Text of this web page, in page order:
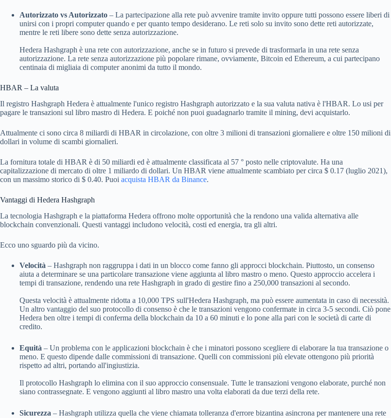
Autorizzato vs Autorizzato – La partecipazione alla rete può avvenire tramite invito oppure tutti possono essere liberi di
unirsi con i propri computer quando e per quanto tempo desiderano. Le reti solo su invito sono dette reti autorizzate,
mentre le reti libere sono dette senza autorizzazione.
Hedera Hashgraph è una rete con autorizzazione, anche se in futuro si prevede di trasformarla in una rete senza
autorizzazione. La rete senza autorizzazione più popolare rimane, ovviamente, Bitcoin ed Ethereum, a cui partecipano
centinaia di migliaia di computer anonimi da tutto il mondo.
HBAR – La valuta
Il registro Hashgraph Hedera è attualmente l'unico registro Hashgraph autorizzato e la sua valuta nativa è l'HBAR. Lo usi per
pagare le transazioni sul libro mastro di Hedera. E poiché non puoi guadagnarlo tramite il mining, devi acquistarlo.
Attualmente ci sono circa 8 miliardi di HBAR in circolazione, con oltre 3 milioni di transazioni giornaliere e oltre 150 milioni di
dollari in volume di scambi giornalieri.
La fornitura totale di HBAR è di 50 miliardi ed è attualmente classificata al 57 ° posto nelle criptovalute. Ha una
capitalizzazione di mercato di oltre 1 miliardo di dollari. Un HBAR viene attualmente scambiato per circa $ 0.17 (luglio 2021),
con un massimo storico di $ 0.40. Puoi acquista HBAR da Binance.
Vantaggi di Hedera Hashgraph
La tecnologia Hashgraph e la piattaforma Hedera offrono molte opportunità che la rendono una valida alternativa alle
blockchain convenzionali. Questi vantaggi includono velocità, costi ed energia, tra gli altri.
Ecco uno sguardo più da vicino.
Velocità – Hashgraph non raggruppa i dati in un blocco come fanno gli approcci blockchain. Piuttosto, un consenso
aiuta a determinare se una particolare transazione viene aggiunta al libro mastro o meno. Questo approccio accelera i
tempi di transazione, rendendo una rete Hashgraph in grado di gestire fino a 250,000 transazioni al secondo.
Questa velocità è attualmente ridotta a 10,000 TPS sull'Hedera Hashgraph, ma può essere aumentata in caso di necessità.
Un altro vantaggio del suo protocollo di consenso è che le transazioni vengono confermate in circa 3-5 secondi. Ciò pone
Hedera ben oltre i tempi di conferma della blockchain da 10 a 60 minuti e lo pone alla pari con le società di carte di
credito.
Equità – Un problema con le applicazioni blockchain è che i minatori possono scegliere di elaborare la tua transazione o
meno. E questo dipende dalle commissioni di transazione. Quelli con commissioni più elevate ottengono più priorità
rispetto ad altri, portando all'ingiustizia.
Il protocollo Hashgraph lo elimina con il suo approccio consensuale. Tutte le transazioni vengono elaborate, purché non
siano contrassegnate. E vengono aggiunti al libro mastro una volta elaborati da due terzi della rete.
Sicurezza – Hashgraph utilizza quella che viene chiamata tolleranza d'errore bizantina asincrona per mantenere una rete